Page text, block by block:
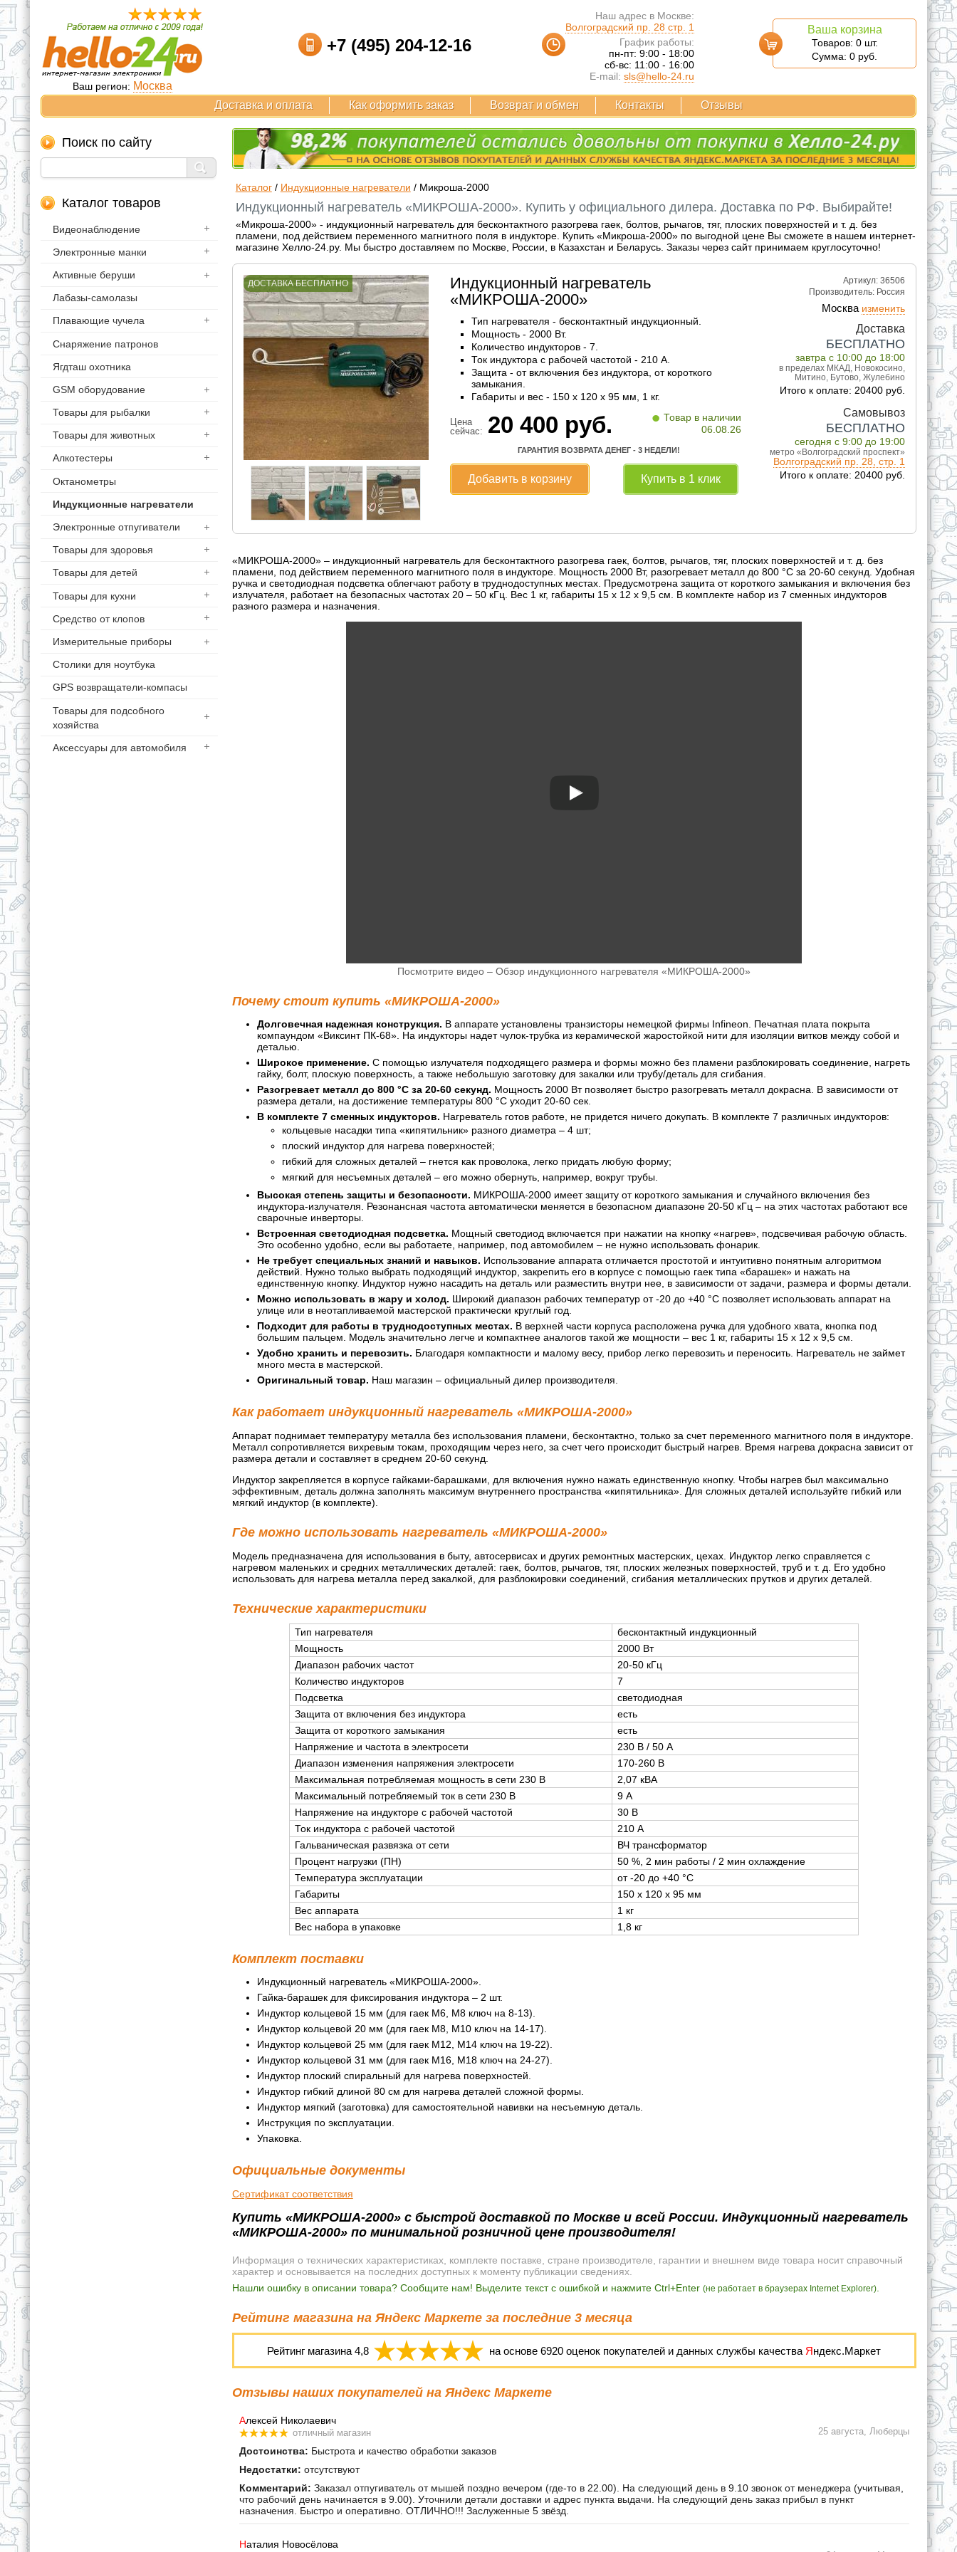
Ваш регион: Москва
+7 (495) 204-12-16
Наш адрес в Москве:
Волгоградский пр. 28 стр. 1
График работы:
пн-пт: 9:00 - 18:00
сб-вс: 11:00 - 16:00
E-mail: sls@hello-24.ru
Ваша корзина
Товаров: 0 шт.
Сумма: 0 руб.
Доставка и оплата Как оформить заказ Возврат и обмен Контакты Отзывы
Поиск по сайту
Каталог товаров
Видеонаблюдение
Электронные манки
Активные беруши
Лабазы-самолазы
Плавающие чучела
Снаряжение патронов
Ягдташ охотника
GSM оборудование
Товары для рыбалки
Товары для животных
Алкотестеры
Октанометры
Индукционные нагреватели
Электронные отпугиватели
Товары для здоровья
Товары для детей
Товары для кухни
Средство от клопов
Измерительные приборы
Столики для ноутбука
GPS возвращатели-компасы
Товары для подсобного
хозяйства
Аксессуары для автомобиля
Каталог/ Индукционные нагреватели / Микроша-2000
Индукционный нагреватель «МИКРОША-2000». Купить у официального дилера. Доставка по РФ. Выбирайте!
«Микроша-2000» - индукционный нагреватель для бесконтактного разогрева гаек, болтов, рычагов, тяг, плоских поверхностей и т. д. без
пламени, под действием переменного магнитного поля в индукторе. Купить «Микроша-2000» по выгодной цене Вы сможете в нашем интернет-
магазине Хелло-24.ру. Мы быстро доставляем по Москве, России, в Казахстан и Беларусь. Заказы через сайт принимаем круглосуточно!
ДОСТАВКА БЕСПЛАТНО
Артикул: 36506
Производитель: Россия
Москва изменить
Доставка
БЕСПЛАТНО
завтра с 10:00 до 18:00
в пределах МКАД, Новокосино,
Митино, Бутово, Жулебино
Итого к оплате: 20400 руб.
Самовывоз
БЕСПЛАТНО
сегодня с 9:00 до 19:00
метро «Волгоградский проспект»
Волгоградский пр. 28, стр. 1
Итого к оплате: 20400 руб.
Индукционный нагреватель
«МИКРОША-2000»
Тип нагревателя - бесконтактный индукционный.
Мощность - 2000 Вт.
Количество индукторов - 7.
Ток индуктора с рабочей частотой - 210 А.
Защита - от включения без индуктора, от короткого
замыкания.
Габариты и вес - 150 х 120 х 95 мм, 1 кг.
Цена
сейчас: 20 400 руб. • Товар в наличии
06.08.26
ГАРАНТИЯ ВОЗВРАТА ДЕНЕГ - 3 НЕДЕЛИ!
Добавить в корзину Купить в 1 клик
«МИКРОША-2000» – индукционный нагреватель для бесконтактного разогрева гаек, болтов, рычагов, тяг, плоских поверхностей и т. д. без
пламени, под действием переменного магнитного поля в индукторе. Мощность 2000 Вт, разогревает металл до 800 °C за 20-60 секунд. Удобная
ручка и светодиодная подсветка облегчают работу в труднодоступных местах. Предусмотрена защита от короткого замыкания и включения без
излучателя, работает на безопасных частотах 20 – 50 кГц. Вес 1 кг, габариты 15 х 12 х 9,5 см. В комплекте набор из 7 сменных индукторов
разного размера и назначения.
Посмотрите видео – Обзор индукционного нагревателя «МИКРОША-2000»
Почему стоит купить «МИКРОША-2000»
Долговечная надежная конструкция. В аппарате установлены транзисторы немецкой фирмы Infineon. Печатная плата покрыта
компаундом «Виксинт ПК-68». На индукторы надет чулок-трубка из керамической жаростойкой нити для изоляции витков между собой и
деталью.
Широкое применение. С помощью излучателя подходящего размера и формы можно без пламени разблокировать соединение, нагреть
гайку, болт, плоскую поверхность, а также небольшую заготовку для закалки или трубу/деталь для сгибания.
Разогревает металл до 800 °C за 20-60 секунд. Мощность 2000 Вт позволяет быстро разогревать металл докрасна. В зависимости от
размера детали, на достижение температуры 800 °C уходит 20-60 сек.
В комплекте 7 сменных индукторов. Нагреватель готов работе, не придется ничего докупать. В комплекте 7 различных индукторов:
кольцевые насадки типа «кипятильник» разного диаметра – 4 шт;
плоский индуктор для нагрева поверхностей;
гибкий для сложных деталей – гнется как проволока, легко придать любую форму;
мягкий для несъемных деталей – его можно обернуть, например, вокруг трубы.
Высокая степень защиты и безопасности. МИКРОША-2000 имеет защиту от короткого замыкания и случайного включения без
индуктора-излучателя. Резонансная частота автоматически меняется в безопасном диапазоне 20-50 кГц – на этих частотах работают все
сварочные инверторы.
Встроенная светодиодная подсветка. Мощный светодиод включается при нажатии на кнопку «нагрев», подсвечивая рабочую область.
Это особенно удобно, если вы работаете, например, под автомобилем – не нужно использовать фонарик.
Не требует специальных знаний и навыков. Использование аппарата отличается простотой и интуитивно понятным алгоритмом
действий. Нужно только выбрать подходящий индуктор, закрепить его в корпусе с помощью гаек типа «барашек» и нажать на
единственную кнопку. Индуктор нужно насадить на деталь или разместить внутри нее, в зависимости от задачи, размера и формы детали.
Можно использовать в жару и холод. Широкий диапазон рабочих температур от -20 до +40 °C позволяет использовать аппарат на
улице или в неотапливаемой мастерской практически круглый год.
Подходит для работы в труднодоступных местах. В верхней части корпуса расположена ручка для удобного хвата, кнопка под
большим пальцем. Модель значительно легче и компактнее аналогов такой же мощности – вес 1 кг, габариты 15 х 12 х 9,5 см.
Удобно хранить и перевозить. Благодаря компактности и малому весу, прибор легко перевозить и переносить. Нагреватель не займет
много места в мастерской.
Оригинальный товар. Наш магазин – официальный дилер производителя.
Как работает индукционный нагреватель «МИКРОША-2000»
Аппарат поднимает температуру металла без использования пламени, бесконтактно, только за счет переменного магнитного поля в индукторе.
Металл сопротивляется вихревым токам, проходящим через него, за счет чего происходит быстрый нагрев. Время нагрева докрасна зависит от
размера детали и составляет в среднем 20-60 секунд.
Индуктор закрепляется в корпусе гайками-барашками, для включения нужно нажать единственную кнопку. Чтобы нагрев был максимально
эффективным, деталь должна заполнять максимум внутреннего пространства «кипятильника». Для сложных деталей используйте гибкий или
мягкий индуктор (в комплекте).
Где можно использовать нагреватель «МИКРОША-2000»
Модель предназначена для использования в быту, автосервисах и других ремонтных мастерских, цехах. Индуктор легко справляется с
нагревом маленьких и средних металлических деталей: гаек, болтов, рычагов, тяг, плоских железных поверхностей, труб и т. д. Его удобно
использовать для нагрева металла перед закалкой, для разблокировки соединений, сгибания металлических прутков и других деталей.
Технические характеристики
Тип нагревателя
бесконтактный индукционный
Мощность
2000 Вт
Диапазон рабочих частот
20-50 кГц
Количество индукторов
7
Подсветка
светодиодная
Защита от включения без индуктора
есть
Защита от короткого замыкания
есть
Напряжение и частота в электросети
230 В / 50 А
Диапазон изменения напряжения электросети
170-260 В
Максимальная потребляемая мощность в сети 230 В
2,07 кВА
Максимальный потребляемый ток в сети 230 В
9 А
Напряжение на индукторе с рабочей частотой
30 В
Ток индуктора с рабочей частотой
210 А
Гальваническая развязка от сети
ВЧ трансформатор
Процент нагрузки (ПН)
50 %, 2 мин работы / 2 мин охлаждение
Температура эксплуатации
от -20 до +40 °C
Габариты
150 х 120 х 95 мм
Вес аппарата
1 кг
Вес набора в упаковке
1,8 кг
Комплект поставки
Индукционный нагреватель «МИКРОША-2000».
Гайка-барашек для фиксирования индуктора – 2 шт.
Индуктор кольцевой 15 мм (для гаек М6, М8 ключ на 8-13).
Индуктор кольцевой 20 мм (для гаек М8, М10 ключ на 14-17).
Индуктор кольцевой 25 мм (для гаек М12, М14 ключ на 19-22).
Индуктор кольцевой 31 мм (для гаек М16, М18 ключ на 24-27).
Индуктор плоский спиральный для нагрева поверхностей.
Индуктор гибкий длиной 80 см для нагрева деталей сложной формы.
Индуктор мягкий (заготовка) для самостоятельной навивки на несъемную деталь.
Инструкция по эксплуатации.
Упаковка.
Официальные документы
Сертификат соответствия
Купить «МИКРОША-2000» с быстрой доставкой по Москве и всей России. Индукционный нагреватель
«МИКРОША-2000» по минимальной розничной цене производителя!
Информация о технических характеристиках, комплекте поставке, стране производителе, гарантии и внешнем виде товара носит справочный
характер и основывается на последних доступных к моменту публикации сведениях.
Нашли ошибку в описании товара? Сообщите нам! Выделите текст с ошибкой и нажмите Ctrl+Enter (не работает в браузерах Internet Explorer).
Рейтинг магазина на Яндекс Маркете за последние 3 месяца
Рейтинг магазина 4,8 на основе6920 оценок покупателей и данных службы качества Яндекс.Маркет
Отзывы наших покупателей на Яндекс Маркете
Алексей Николаевич
отличный магазин 25 августа, Люберцы
Достоинства: Быстрота и качество обработки заказов
Недостатки: отсутствуют
Комментарий: Заказал отпугиватель от мышей поздно вечером (где-то в 22.00). На следующий день в 9.10 звонок от менеджера (учитывая,
что рабочий день начинается в 9.00). Уточнили детали доставки и адрес пункта выдачи. На следующий день заказ прибыл в пункт
назначения. Быстро и оперативно. ОТЛИЧНО!!! Заслуженные 5 звёзд.
Наталия Новосёлова